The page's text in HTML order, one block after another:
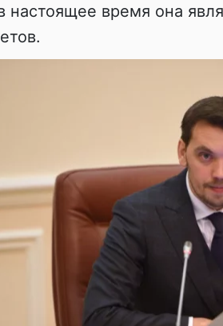
настоящее время она